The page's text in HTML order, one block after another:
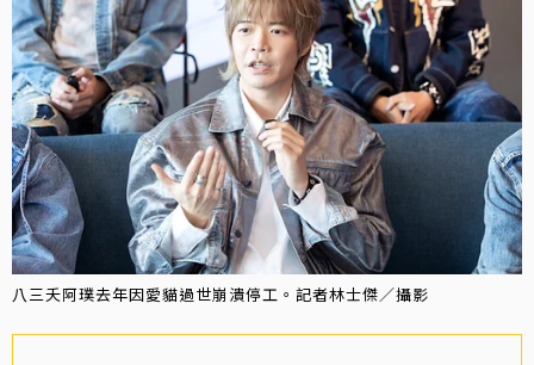
八三夭阿璞去年因愛貓過世崩潰停工。記者林士傑／攝影